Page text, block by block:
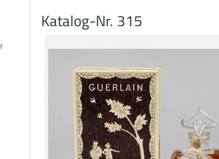
Katalog-Nr. 315